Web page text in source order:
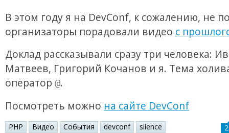
В этом году я на DevConf, к сожалению, не
организаторы порадовали видео с
Доклад рассказывали сразу три человека:
Матвеев, Григорий Кочанов и я. Тема
оператор @.
Посмотреть можно на сайте DevConf
PHP Видео События devconf silence